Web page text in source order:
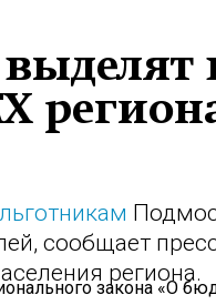
льготникам
сообщает
региона.
закона «О